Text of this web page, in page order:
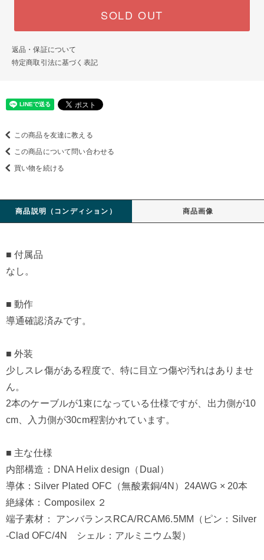
SOLD OUT
返品・保証について
特定商取引法に基づく表記
この商品を友達に教える
この商品について問い合わせる
買い物を続ける
商品説明（コンディション） 商品画像
■ 付属品
なし。
■ 動作
導通確認済みです。
■ 外装
少しスレ傷がある程度で、特に目立つ傷や汚れはありませ
ん。
2本のケーブルが1束になっている仕様ですが、出力側が10
cm、入力側が30cm程割かれています。
■ 主な仕様
内部構造：DNA Helix design（Dual）
導体：Silver Plated OFC（無酸素銅/4N）24AWG × 20本
絶縁体：Composilex ２
端子素材： アンバランスRCA/RCAM6.5MM（ピン：Silver
-Clad OFC/4N シェル：アルミニウム製）